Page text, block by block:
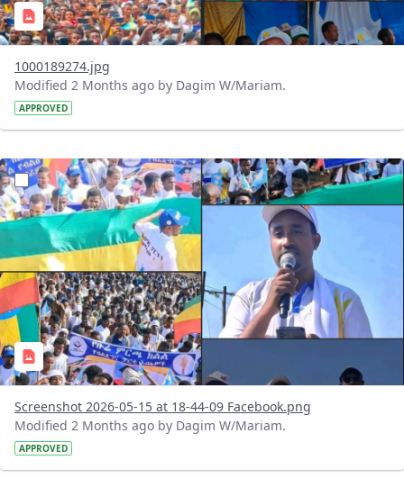
1000189274.jpg
Modified 2 Months ago by Dagim W/Mariam.
APPROVED
?version=1.0&t=1778859875518&imageThumbnail=1
Screenshot 2026-05-15 at 18-44-09 Facebook.png
Modified 2 Months ago by Dagim W/Mariam.
APPROVED